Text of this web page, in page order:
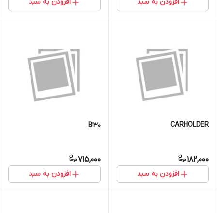
افزودن به سبد افزودن به سبد
CARHOLDER
182,000
افزودن به سبد
B130
715,000
افزودن به سبد